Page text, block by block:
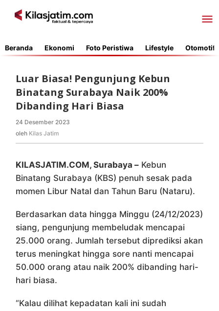
Beranda Ekonomi Foto Peristiwa Lifestyle Otomotif
Luar Biasa! Pengunjung Kebun
Binatang Surabaya Naik 200%
Dibanding Hari Biasa
24 Desember 2023
oleh Kilas Jatim
KILASJATIM.COM, Surabaya – Kebun
Binatang Surabaya (KBS) penuh sesak pada
momen Libur Natal dan Tahun Baru (Nataru).
Berdasarkan data hingga Minggu (24/12/2023)
siang, pengunjung membeludak mencapai
25.000 orang. Jumlah tersebut diprediksi akan
terus meningkat hingga sore nanti mencapai
50.000 orang atau naik 200% dibanding hari-
hari biasa.
“Kalau dilihat kepadatan kali ini sudah